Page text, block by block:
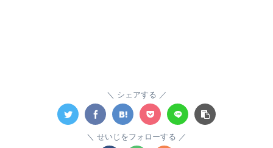
シェアする
せいじをフォローする